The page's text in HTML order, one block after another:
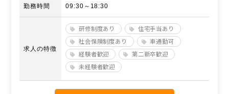
勤務時間 09:30～18:30
求人の特徴
研修制度あり
住宅手当あり
社会保険制度あり
車通勤可
経験者歓迎
第二新卒歓迎
未経験者歓迎